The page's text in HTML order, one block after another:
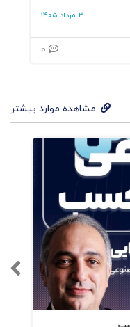
نشده، ولی
که توجه‌ طلب
3 مرداد 1405
مشاهده موارد بیشتر